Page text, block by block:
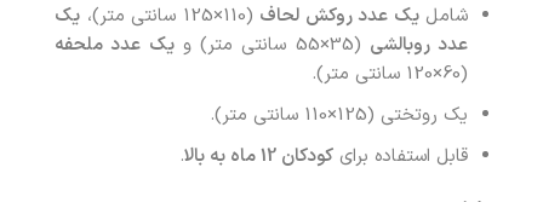
شاملیک عدد روکش لحاف (110×125 سانتی متر)،
یک
عدد روبالشی (35×55 سانتی متر) و
یک عدد ملحفه
(60×120 سانتی متر).
یک روتختی (125×110 سانتی متر).
قابل استفاده برای کودکان 12 ماه به بالا
.